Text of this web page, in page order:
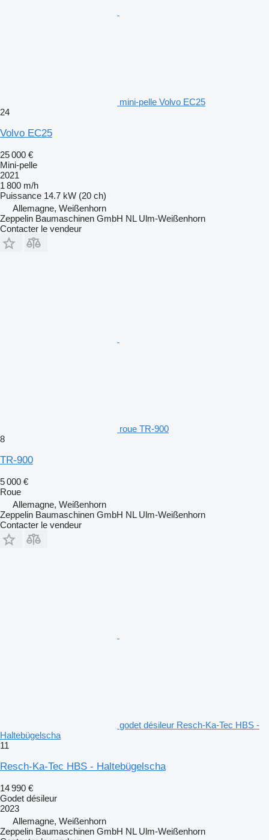
mini-pelle Volvo EC25
24
Volvo EC25
25 000 €
Mini-pelle
2021
1 800 m/h
Puissance 14.7 kW (20 ch)
Allemagne, Weißenhorn
Zeppelin Baumaschinen GmbH NL Ulm-Weißenhorn
Contacter le vendeur
roue TR-900
8
TR-900
5 000 €
Roue
Allemagne, Weißenhorn
Zeppelin Baumaschinen GmbH NL Ulm-Weißenhorn
Contacter le vendeur
godet désileur Resch-Ka-Tec HBS -
Haltebügelscha
11
Resch-Ka-Tec HBS - Haltebügelscha
14 990 €
Godet désileur
2023
Allemagne, Weißenhorn
Zeppelin Baumaschinen GmbH NL Ulm-Weißenhorn